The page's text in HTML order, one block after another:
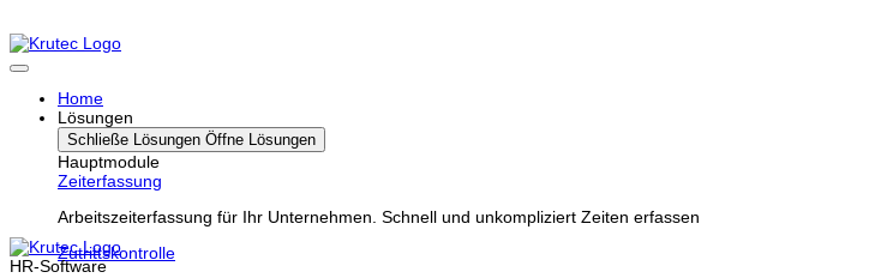
Home
Lösungen
Schließe Lösungen Öffne Lösungen
Hauptmodule
Zeiterfassung
Arbeitszeiterfassung für Ihr Unternehmen. Schnell und unkompliziert Zeiten erfassen
Zutrittskontrolle
HR-Software